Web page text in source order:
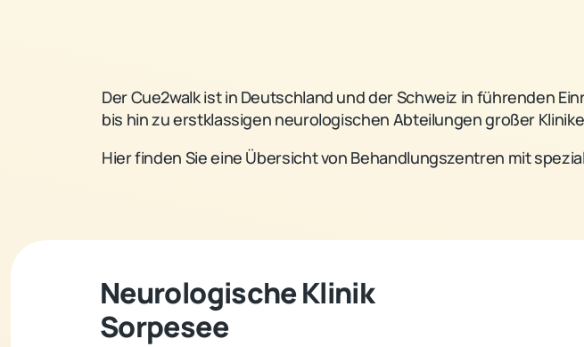
Der Cue2walk ist in Deutschland und der Schweiz in führenden
bis hin zu erstklassigen neurologischen Abteilungen großer
Hier finden Sie eine Übersicht von Behandlungszentren mit
Neurologische Klinik
Sorpesee